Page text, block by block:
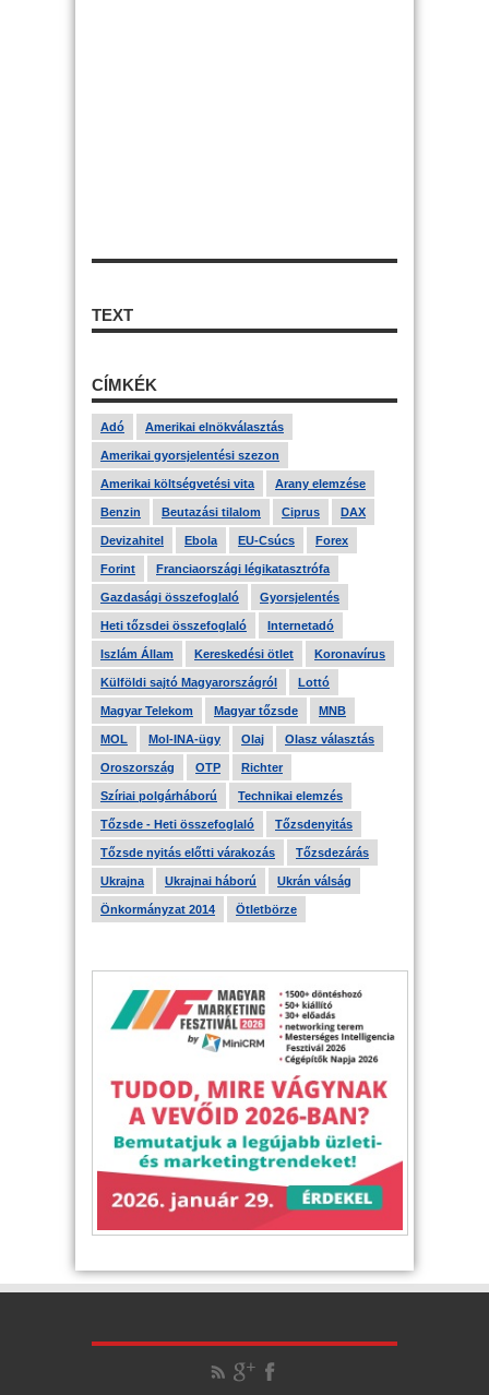
TEXT
CÍMKÉK
Adó Amerikai elnökválasztás
Amerikai gyorsjelentési szezon
Amerikai költségvetési vita Arany elemzése
Benzin Beutazási tilalom Ciprus DAX
Devizahitel Ebola EU-Csúcs Forex
Forint Franciaországi légikatasztrófa
Gazdasági összefoglaló Gyorsjelentés
Heti tőzsdei összefoglaló Internetadó
Iszlám Állam Kereskedési ötlet Koronavírus
Külföldi sajtó Magyarországról Lottó
Magyar Telekom Magyar tőzsde MNB
MOL Mol-INA-ügy Olaj Olasz választás
Oroszország OTP Richter
Szíriai polgárháború Technikai elemzés
Tőzsde - Heti összefoglaló Tőzsdenyitás
Tőzsde nyitás előtti várakozás Tőzsdezárás
Ukrajna Ukrajnai háború Ukrán válság
Önkormányzat 2014 Ötletbörze